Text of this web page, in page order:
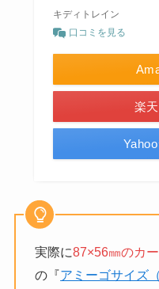
キディトレイン
口コミを見る
楽
実際に87×56㎜のカ
の『アミーゴサイズ